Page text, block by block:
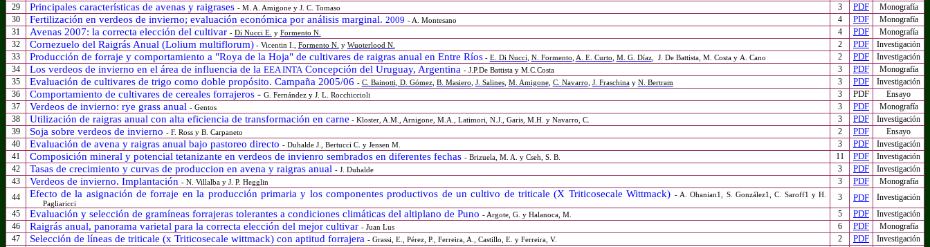
29
Principales características de avenas y raigrases - M. A. Amigone y J. C. Tomaso 3 PDF
Monografía
30
Fertilización en verdeos de invierno; evaluación económica por análisis marginal. 2009 - A. Montesano 4 PDF
Monografía
31
Avenas 2007: la correcta elección del cultivar - Di Nucci E. y Formento N. 4 PDF
Monografía
32
Cornezuelo del Raigrás Anual (Lolium multiflorum)- Vicentin I., Formento N. y Wuoterlood N. 2 PDF
Investigación
33
Producción de forraje y comportamiento a "Roya de la Hoja" de cultivares de raigras anual en Entre Ríos - E. Di Nucci N. Formento A. E. Curto M. G. Díaz, J. De Battista, M. Costa y A. Cano 2 PDF
Investigación
34
Los verdeos de invierno en el área de influencia de la EEA INTA Concepción del Uruguay, Argentina - J.P.De Battista y M.C.Costa 3 PDF
Monografía
35
Evaluación de cultivares de trigo como doble propósito. Campaña 2005/06 - C. Bainotti D. Gómez, B. Masiero J. Salines, M. Amigone, C. Navarro J. Fraschinay N. Bertram 3 PDF
Investigación
36
Comportamiento de cultivares de cereales forrajeros- G. Fernández y J. L. Rocchiccioli 3 PDF
Ensayo
37
Verdeos de invierno: rye grass anual - Gentos 3 PDF
Monografía
38
Utilización de raigras anual con alta eficiencia de transformación en carne - Kloster, A.M., Arnigone, M.A., Latimori, N.J., Garis, M.H. y Navarro, C. 3 PDF
Investigación
39
Soja sobre verdeos de invierno - F. Ross y B. Carpaneto 2 PDF
Ensayo
40
Evaluación de avena y raigras anual bajo pastoreo directo - Duhalde J., Bertucci C. y Jensen M. 3 PDF
Investigación
41
Composición mineral y potencial tetanizante en verdeos de invienro sembrados en diferentes fechas - Brizuela, M. A. y Cseh, S. B. 11 PDF
Investigación
42
Tasas de crecimiento y curvas de produccion en avena y raigras anual - J. Duhalde 3 PDF
Investigación
43
Verdeos de invierno. Implantación - N. Villalba y J. P. Hegglin 3 PDF
Monografía
44
Efecto de la asignación de forraje en la producción primaria y los componentes productivos de un cultivo de triticale (X Triticosecale Wittmack) - A. Ohanian1, S. González1, C. Saroff1 y H.
Pagliaricci
3 PDF
Investigación
45
Evaluación y selección de gramíneas forrajeras tolerantes a condiciones climáticas del altiplano de Puno - Argote, G. y Halanoca, M. 5 PDF
Investigación
46
Raigrás anual, panorama varietal para la correcta elección del mejor cultivar - Juan Lus 6 PDF
Monografía
47
Selección de líneas de triticale (x Triticosecale wittmack) con aptitud forrajera - Grassi, E., Pérez, P., Ferreira, A., Castillo, E. y Ferreira, V. 2 PDF
Investigación